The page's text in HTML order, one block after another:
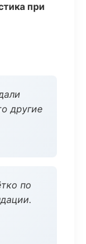
при
другие
по